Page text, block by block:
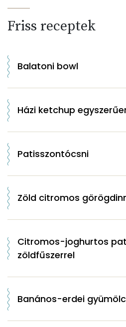
Friss receptek
Balatoni bowl
Házi ketchup
Patisszontócsni
Zöld citromos
Citromos-joghurtos
zöldfűszerrel
Banános-erdei